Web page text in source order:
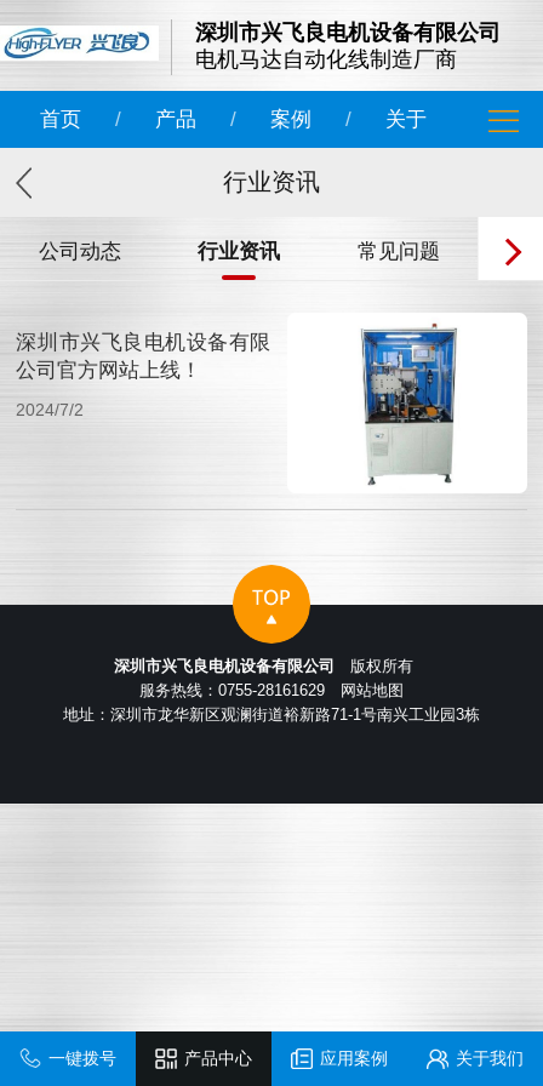
深圳市兴飞良电机设备有限公司
电机马达自动化线制造厂商
首页 / 产品 / 案例 / 关于
行业资讯
公司动态 行业资讯 常见问题
深圳市兴飞良电机设备有限
公司官方网站上线！
2024/7/2
深圳市兴飞良电机设备有限公司
版权所有
服务热线：0755-28161629
网站地图
地址：深圳市龙华新区观澜街道裕新路71-1号南兴工业园3栋
一键拨号 产品中心 应用案例 关于我们